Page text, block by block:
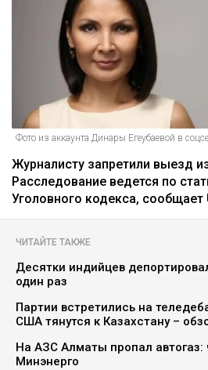
Фото из аккаунта Динары Егеубаевой в
Журналисту запретили выезд
Расследование ведется по
Уголовного кодекса, сообщает
ЧИТАЙТЕ ТАКЖЕ
Десятки индийцев
один раз
Партии встретились на
США тянутся к Казахстану –
На АЗС Алматы пропал автогаз:
Минэнерго